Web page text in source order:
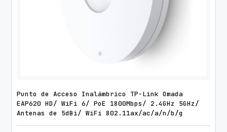
Punto de Acceso Inalámbrico TP-Link Omada
EAP620 HD/ WiFi 6/ PoE 1800Mbps/ 2.4GHz 5GHz/
Antenas de 5dBi/ WiFi 802.11ax/ac/a/n/b/g